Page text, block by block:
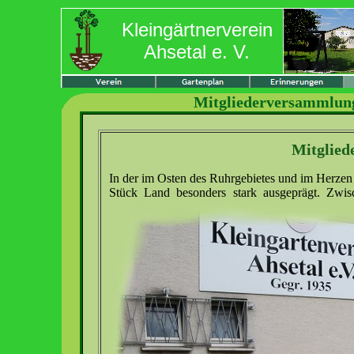
Kleingärtnerverein
Ahsetal e. V.
In der im Osten des Ruhrgebietes und im
Stück Land besonders stark ausgeprägt.